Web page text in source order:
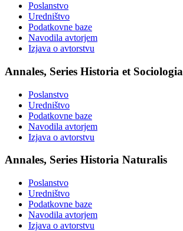
Poslanstvo
Uredništvo
Podatkovne baze
Navodila avtorjem
Izjava o avtorstvu
Annales, Series Historia et Sociologia
Poslanstvo
Uredništvo
Podatkovne baze
Navodila avtorjem
Izjava o avtorstvu
Annales, Series Historia Naturalis
Poslanstvo
Uredništvo
Podatkovne baze
Navodila avtorjem
Izjava o avtorstvu